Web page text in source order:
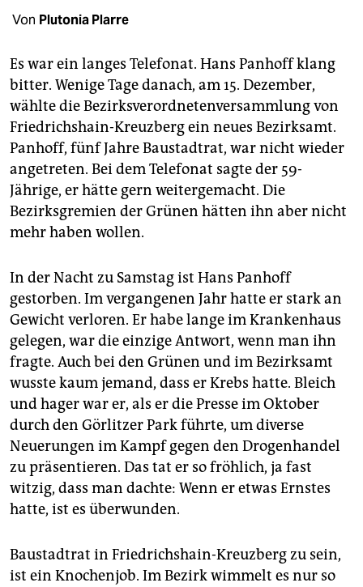
shop
fragen & hilfe
unterstützen
abo
genossenschaft
epaper login
Von Plutonia Plarre
Es war ein langes Telefonat. Hans Panhoff klang
bitter. Wenige Tage danach, am 15. Dezember,
wählte die Bezirksverordnetenversammlung von
Friedrichshain-Kreuzberg ein neues Bezirksamt.
Panhoff, fünf Jahre Baustadtrat, war nicht wieder
angetreten. Bei dem Telefonat sagte der 59-
Jährige, er hätte gern weitergemacht. Die
Bezirksgremien der Grünen hätten ihn aber nicht
mehr haben wollen.
In der Nacht zu Samstag ist Hans Panhoff
gestorben. Im vergangenen Jahr hatte er stark an
Gewicht verloren. Er habe lange im Krankenhaus
gelegen, war die einzige Antwort, wenn man ihn
fragte. Auch bei den Grünen und im Bezirksamt
wusste kaum jemand, dass er Krebs hatte. Bleich
und hager war er, als er die Presse im Oktober
durch den Görlitzer Park führte, um diverse
Neuerungen im Kampf gegen den Drogenhandel
zu präsentieren. Das tat er so fröhlich, ja fast
witzig, dass man dachte: Wenn er etwas Ernstes
hatte, ist es überwunden.
Baustadtrat in Friedrichshain-Kreuzberg zu sein,
ist ein Knochenjob. Im Bezirk wimmelt es nur so